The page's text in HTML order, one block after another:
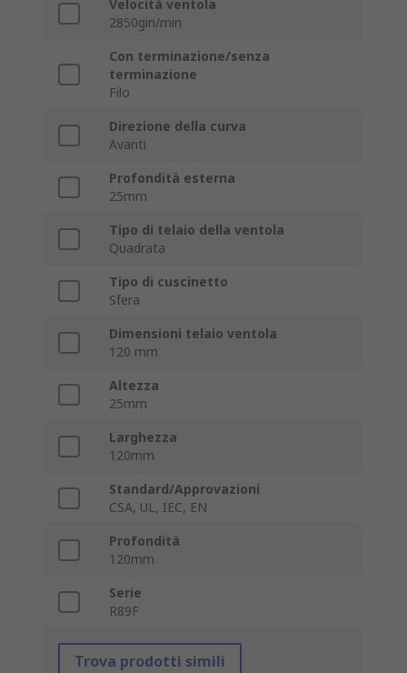
Velocità ventola
2850giri/min
Con terminazione/senza
terminazione
Filo
Direzione della curva
Avanti
Profondità esterna
25mm
Tipo di telaio della ventola
Quadrata
Tipo di cuscinetto
Sfera
Dimensioni telaio ventola
120 mm
Altezza
25mm
Larghezza
120mm
Standard/Approvazioni
CSA, UL, IEC, EN
Profondità
120mm
Serie
R89F
Trova prodotti simili